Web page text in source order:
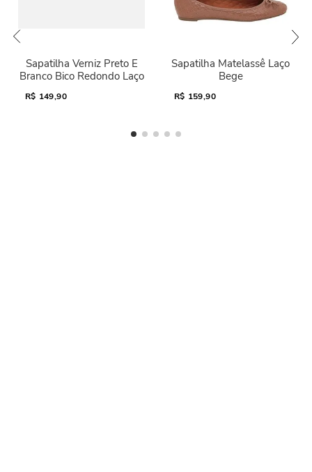
Sapatilha Verniz Preto E
Branco Bico Redondo Laço
R$ 149,90
Sapatilha Matelassê Laço
Bege
R$ 159,90